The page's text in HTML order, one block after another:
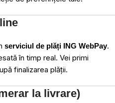
serviciul de plăți ING WebPay.
în timp real. Vei primi
finalizarea plății.
la livrare)